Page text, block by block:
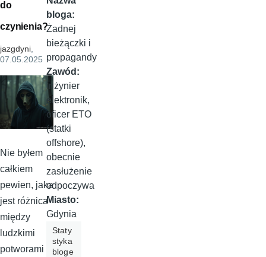
do
czynienia?
jazgdyni,
07.05.2025
Nie byłem
całkiem
pewien, jaka
jest różnica
między
ludzkimi
potworami
bloga:
Żadnej
bieżączki i
propagandy
Zawód:
inżynier
elektronik,
oficer ETO
(statki
offshore),
obecnie
zasłużenie
odpoczywa
Miasto:
Gdynia
Staty
styka
bloge